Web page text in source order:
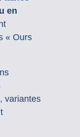
en
« Ours
variantes